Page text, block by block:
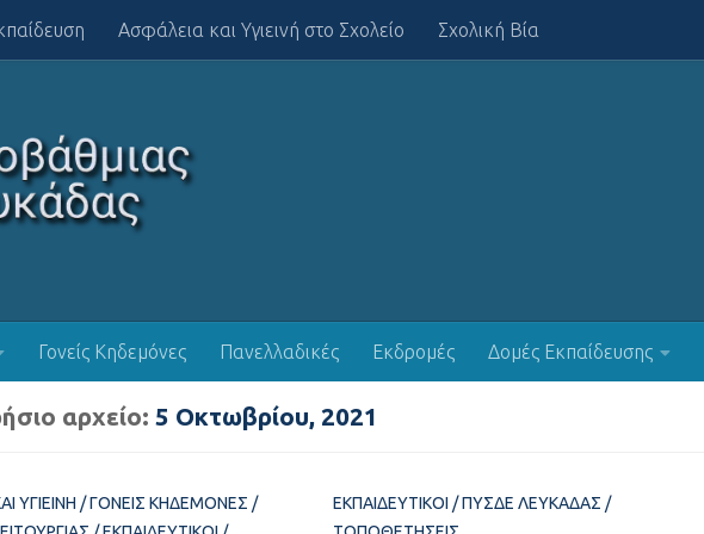
Ασφάλεια και Υγιεινή στο Σχολείο Σχολική Βία
Γονείς Κηδεμόνες Πανελλαδικές Εκδρομές Δομές Εκπαίδευσης
αρχείο: 5 Οκτωβρίου, 2021
ΥΓΙΕΙΝΉ /ΓΟΝΕΊΣ ΚΗΔΕΜΌΝΕΣ /
ΕΚΠΑΙΔΕΥΤΙΚΟΊ /ΠΥΣΔΕ ΛΕΥΚΆΔΑΣ /